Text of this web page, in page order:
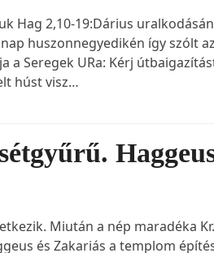
Hag 2,10-19:Dárius
huszonnegyedikén így szólt
a Seregek URa: Kérj
húst visz…
Miután a nép maradéka
és Zakariás a templom